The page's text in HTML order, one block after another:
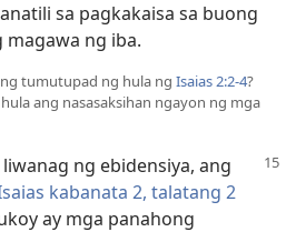
sa pagkakaisa sa buong
ng iba.
tumutupad ng hula ng Isaias 2:2-4?
ang nasasaksihan ngayon ng mga
ng ebidensiya, ang
kabanata 2, talatang 2
ay mga panahong